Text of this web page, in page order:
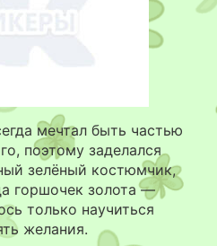
мечтал быть частью
поэтому заделался
зелёный костюмчик,
горшочек золота —
только научиться
желания.